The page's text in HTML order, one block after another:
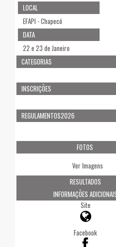
LOCAL
EFAPI - Chapecó
DATA
22 e 23 de Janeiro
CATEGORIAS
INSCRIÇÕES
REGULAMENTOS2026
FOTOS
Ver Imagens
RESULTADOS
INFORMAÇÕES
Site
Facebook